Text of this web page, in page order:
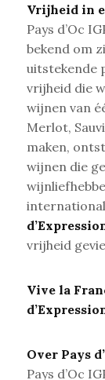
Vrijheid in
Pays d’Oc
bekend om
uitstekende
vrijheid die
wijnen van
Merlot,
maken,
wijnen die
vrijheid
Vive la
Over Pays
Pays d’Oc